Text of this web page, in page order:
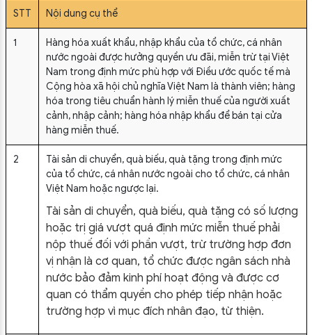
STT Nội dung cụ thể
1
Hàng hóa xuất khẩu, nhập khẩu của tổ chức, cá nhân
nước ngoài được hưởng quyền ưu đãi, miễn trừ tại Việt
Nam trong định mức phù hợp với Điều ước quốc tế mà
Cộng hòa xã hội chủ nghĩa Việt Nam là thành viên; hàng
hóa trong tiêu chuẩn hành lý miễn thuế của người xuất
cảnh, nhập cảnh; hàng hóa nhập khẩu để bán tại cửa
hàng miễn thuế.
2
Tài sản di chuyển, quà biếu, quà tặng trong định mức
của tổ chức, cá nhân nước ngoài cho tổ chức, cá nhân
Việt Nam hoặc ngược lại.
Tài sản di chuyển, quà biếu, quà tặng có số lượng
hoặc trị giá vượt quá định mức miễn thuế phải
nộp thuế đối với phần vượt, trừ trường hợp đơn
vị nhận là cơ quan, tổ chức được ngân sách nhà
nước bảo đảm kinh phí hoạt động và được cơ
quan có thẩm quyền cho phép tiếp nhận hoặc
trường hợp vì mục đích nhân đạo, từ thiện.